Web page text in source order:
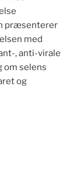
præsenterer
med
, anti-virale
om selens
og